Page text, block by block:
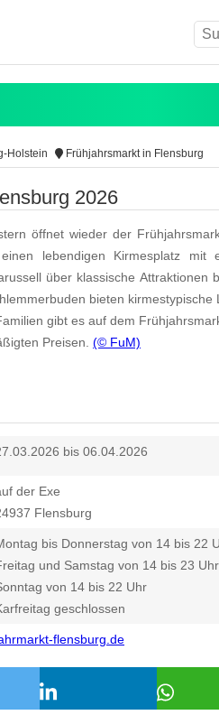
Holstein Frühjahrsmarkt in Flensburg
2026
öffnet wieder der
lebendigen Kirmesplatz mit
über klassische Attraktionen
bieten
gibt es auf dem
Preisen. (© FuM)
bis 06.04.2026
der Exe
Flensburg
bis Donnerstag von 14 bis 22
und Samstag von 14 bis 23 Uhr
von 14 bis 22 Uhr
geschlossen
flensburg.de